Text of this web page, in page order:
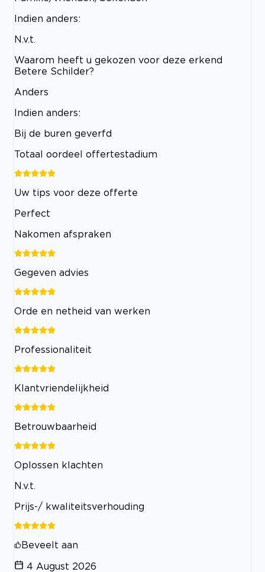
Indien anders:
N.v.t.
Waarom heeft u gekozen voor deze erkend
Betere Schilder?
Anders
Indien anders:
Bij de buren geverfd
Totaal oordeel offertestadium
Uw tips voor deze offerte
Perfect
Nakomen afspraken
Gegeven advies
Orde en netheid van werken
Professionaliteit
Klantvriendelijkheid
Betrouwbaarheid
Oplossen klachten
N.v.t.
Prijs-/ kwaliteitsverhouding
Beveelt aan
4 August 2026